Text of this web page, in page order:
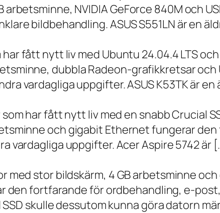
arbetsminne, NVIDIA GeForce 840M och
bildbehandling. ASUS S551LN är en
fått nytt liv med Ubuntu 24.04.4 LTS
dubbla Radeon-grafikkretsar
vardagliga uppgifter. ASUS K53TK är
har fått nytt liv med en snabb Crucial
och gigabit Ethernet fungerar
vardagliga uppgifter. Acer Aspire 5742 är
med stor bildskärm, 4 GB arbetsminne
den fortfarande för ordbehandling, e-
skulle dessutom kunna göra datorn